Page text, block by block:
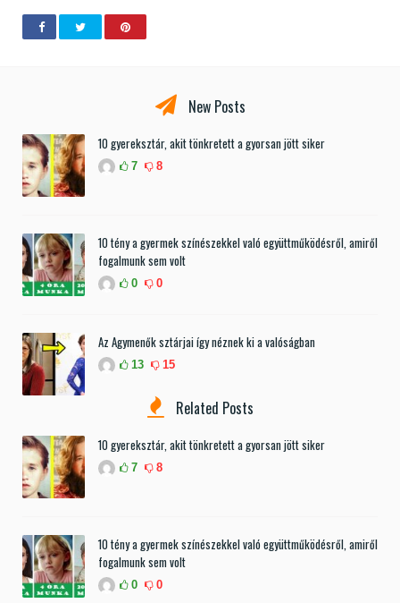
New Posts
10 gyereksztár, akit tönkretett a gyorsan jött siker
7 8
10 tény a gyermek színészekkel való együttműködésről, amiről
fogalmunk sem volt
0 0
Az Agymenők sztárjai így néznek ki a valóságban
13 15
Related Posts
10 gyereksztár, akit tönkretett a gyorsan jött siker
7 8
10 tény a gyermek színészekkel való együttműködésről, amiről
fogalmunk sem volt
0 0